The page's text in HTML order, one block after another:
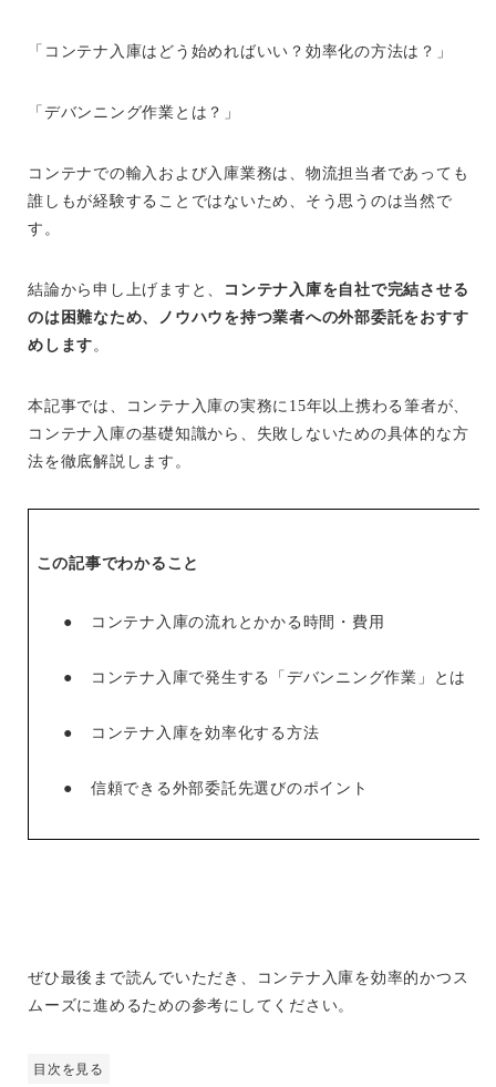
「コンテナ入庫はどう始めればいい？効率化の方法は？」
「デバンニング作業とは？」
コンテナでの輸入および入庫業務は、物流担当者であっても
誰しもが経験することではないため、そう思うのは当然で
す。
結論から申し上げますと、
コンテナ入庫を自社で完結させる
のは困難なため、ノウハウを持つ業者への外部委託をおすす
めします。
本記事では、コンテナ入庫の実務に15年以上携わる筆者が、
コンテナ入庫の基礎知識から、失敗しないための具体的な方
法を徹底解説します。
この記事でわかること
● コンテナ入庫の流れとかかる時間・費用
● コンテナ入庫で発生する「デバンニング作業」とは
● コンテナ入庫を効率化する方法
● 信頼できる外部委託先選びのポイント
ぜひ最後まで読んでいただき、コンテナ入庫を効率的かつス
ムーズに進めるための参考にしてください。
目次を見る